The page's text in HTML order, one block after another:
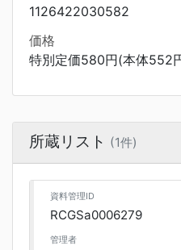
1126422030582
価格
特別定価580円(本体552
所蔵リスト (1件)
資料管理ID
RCGSa0006279
管理者